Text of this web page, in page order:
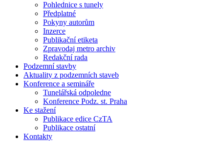
Pohlednice s tunely
Předplatné
Pokyny autorům
Inzerce
Publikační etiketa
Zpravodaj metro archiv
Redakční rada
Podzemní stavby
Aktuality z podzemních staveb
Konference a semináře
Tunelářská odpoledne
Konference Podz. st. Praha
Ke stažení
Publikace edice CzTA
Publikace ostatní
Kontakty